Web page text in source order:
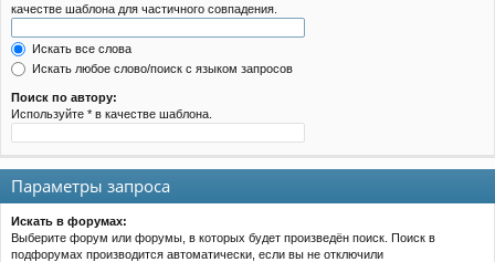
качестве шаблона для частичного совпадения.
Искать все слова
Искать любое слово/поиск с языком запросов
Поиск по автору:
Используйте * в качестве шаблона.
Параметры запроса
Искать в форумах:
Выберите форум или форумы, в которых будет произведён поиск. Поиск в
подфорумах производится автоматически, если вы не отключили